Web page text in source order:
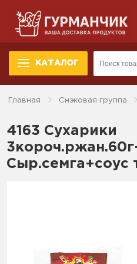
КАТАЛОГ
Главная Снэковая группа
4163 Сухарики
Сыр.семга+соус